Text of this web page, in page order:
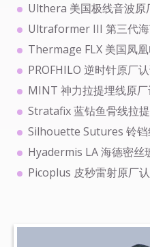
Ulthera 美国极线音波原
Ultraformer III 第三代
Thermage FLX 美国凤
PROFHILO 逆时针原厂
MINT 神力拉提埋线原
Stratafix 蓝钻鱼骨线拉
Silhouette Sutures 铃
Hyadermis LA 海德密丝
Picoplus 皮秒雷射原厂